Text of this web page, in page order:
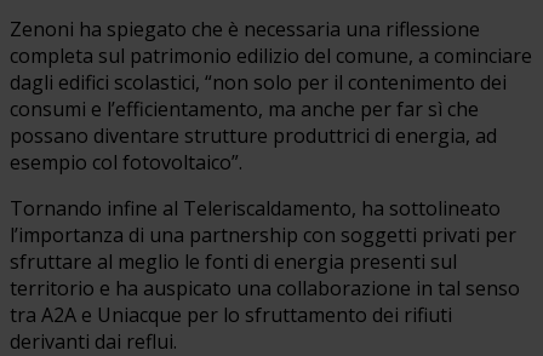
Zenoni ha spiegato che è necessaria una riflessione
completa sul patrimonio edilizio del comune, a cominciare
dagli edifici scolastici, “non solo per il contenimento dei
consumi e l’efficientamento, ma anche per far sì che
possano diventare strutture produttrici di energia, ad
esempio col fotovoltaico”.
Tornando infine al Teleriscaldamento, ha sottolineato
l’importanza di una partnership con soggetti privati per
sfruttare al meglio le fonti di energia presenti sul
territorio e ha auspicato una collaborazione in tal senso
tra A2A e Uniacque per lo sfruttamento dei rifiuti
derivanti dai reflui.